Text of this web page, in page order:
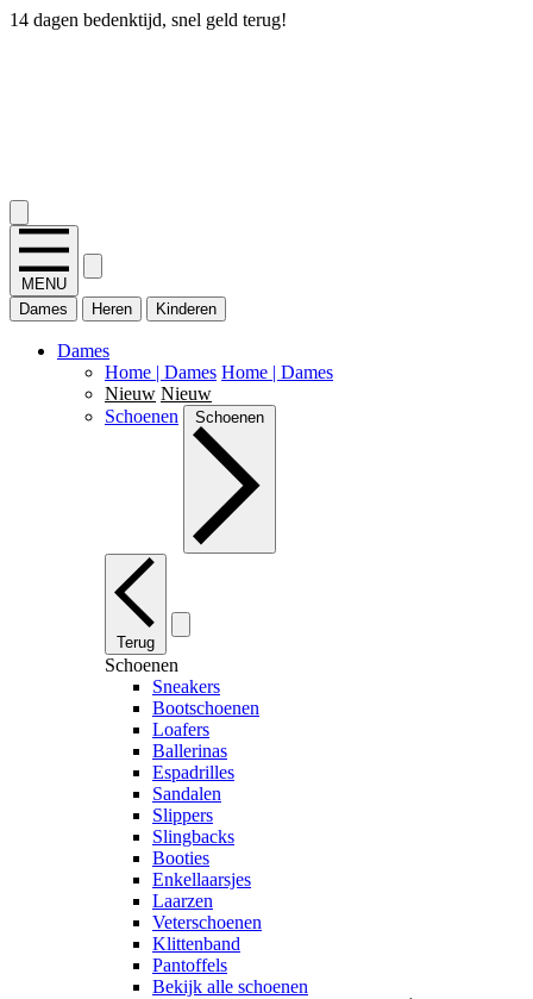
14 dagen bedenktijd, snel geld terug!
MENU
Dames
Heren Kinderen
Dames
Home | Dames Home | Dames
Nieuw Nieuw
Schoenen
Schoenen
Terug
Schoenen
Sneakers
Bootschoenen
Loafers
Ballerinas
Espadrilles
Sandalen
Slippers
Slingbacks
Booties
Enkellaarsjes
Laarzen
Veterschoenen
Klittenband
Pantoffels
Bekijk alle schoenen